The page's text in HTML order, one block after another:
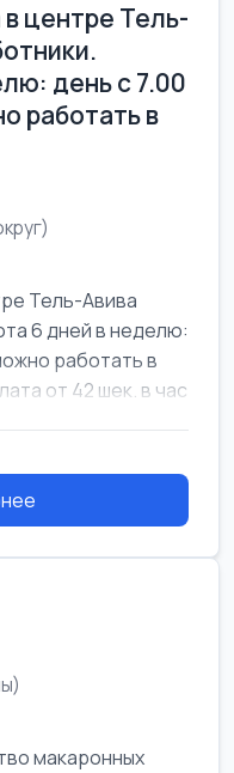
центре Тель-
день с 7.00
работать в
Тель-Авива
6 дней в неделю:
работать в
от 42 шек. в час
макаронных